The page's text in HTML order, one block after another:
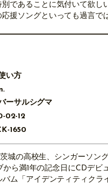
であることに気付いて欲し
援ソングといっても過言で
い方
ーサルシグマ
02-12
1650
城の高校生、シンガーソン
ら満1年の記念日にCDデビ
ム「アイデンティティクラ